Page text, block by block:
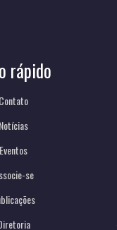
rápido
Contato
Notícias
Eventos
se